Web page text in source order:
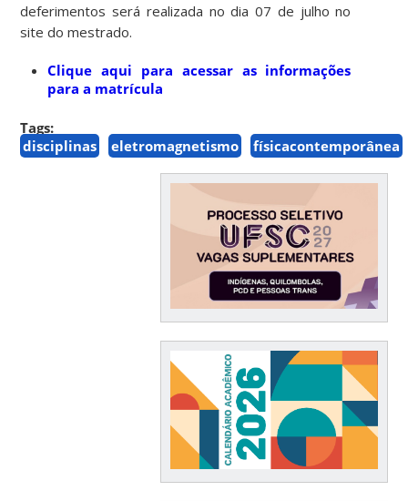
deferimentos será realizada no dia 07 de julho no
site do mestrado.
Clique aqui para acessar as informações
para a matrícula
Tags:
disciplinas
eletromagnetismo físicacontemporânea